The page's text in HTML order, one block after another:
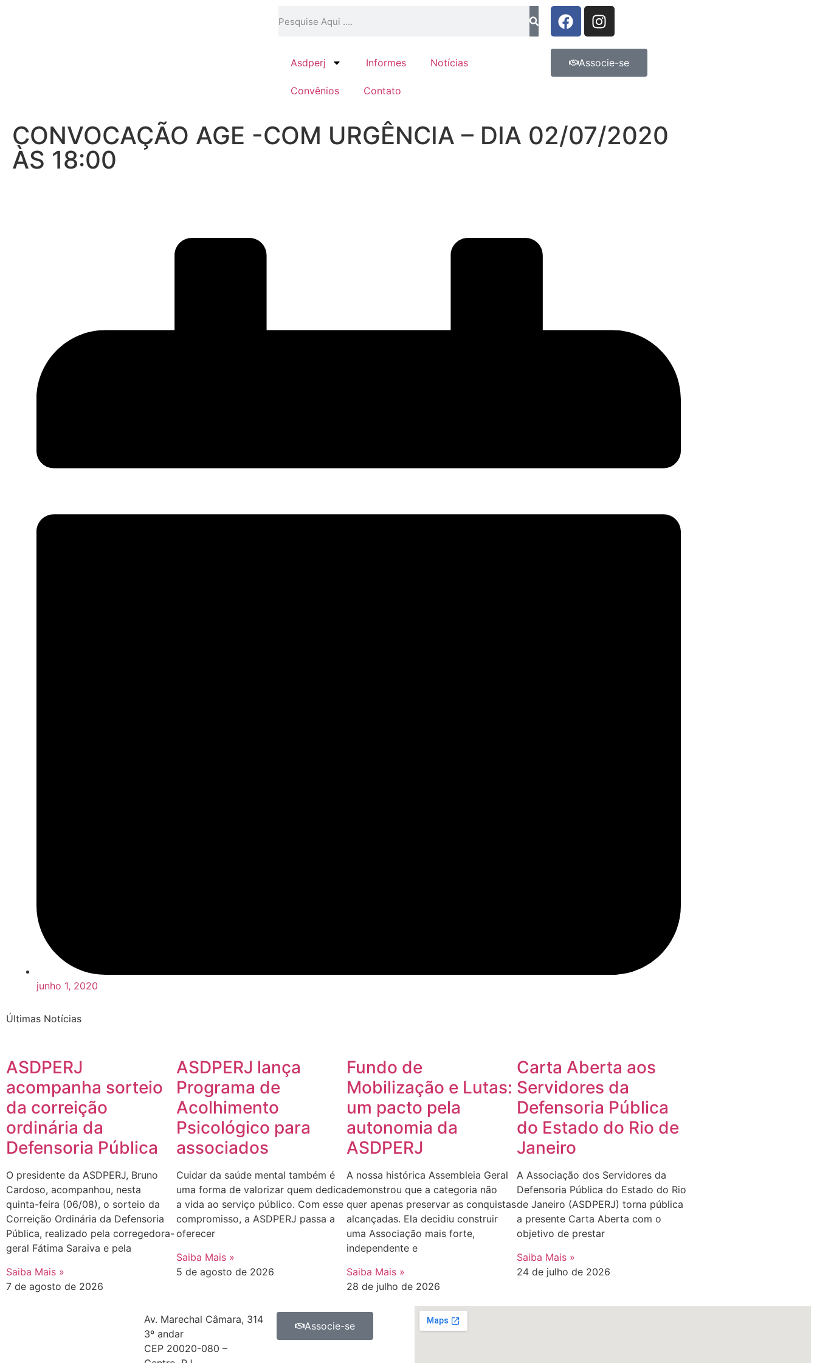
Asdperj Informes Notícias
Convênios Contato
Associe-se
CONVOCAÇÃO AGE -COM URGÊNCIA – DIA 02/07/2020
ÀS 18:00
junho 1, 2020
Últimas Notícias
ASDPERJ
acompanha sorteio
da correição
ordinária da
Defensoria Pública
O presidente da ASDPERJ, Bruno
Cardoso, acompanhou, nesta
quinta-feira (06/08), o sorteio da
Correição Ordinária da Defensoria
Pública, realizado pela corregedora-
geral Fátima Saraiva e pela
Saiba Mais »
7 de agosto de 2026
ASDPERJ lança
Programa de
Acolhimento
Psicológico para
associados
Cuidar da saúde mental também é
uma forma de valorizar quem dedica
a vida ao serviço público. Com esse
compromisso, a ASDPERJ passa a
oferecer
Saiba Mais »
5 de agosto de 2026
Fundo de
Mobilização e Lutas:
um pacto pela
autonomia da
ASDPERJ
A nossa histórica Assembleia Geral
demonstrou que a categoria não
quer apenas preservar as conquistas
alcançadas. Ela decidiu construir
uma Associação mais forte,
independente e
Saiba Mais »
28 de julho de 2026
Carta Aberta aos
Servidores da
Defensoria Pública
do Estado do Rio de
Janeiro
A Associação dos Servidores da
Defensoria Pública do Estado do Rio
de Janeiro (ASDPERJ) torna pública
a presente Carta Aberta com o
objetivo de prestar
Saiba Mais »
24 de julho de 2026
Av. Marechal Câmara, 314
3º andar
CEP 20020-080 –
Associe-se